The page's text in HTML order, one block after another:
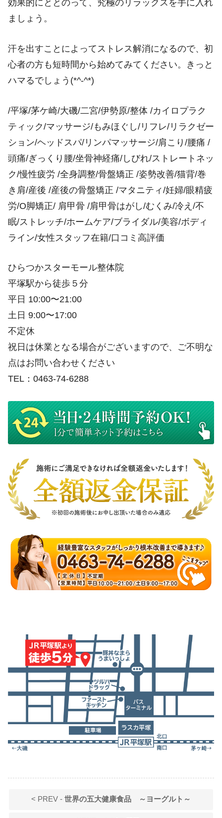
効果的にととのって、究極のリラックスを手に入れ
ましょう。
汗を出すことによってストレス解消になるので、初
心者の方も短時間から始めてみてください。きっと
ハマるでしょう(*^-^*)
/平塚/茅ケ崎/大磯/二宮/伊勢原/整体 /カイロプラク
ティック/マッサージ/もみほぐし/リフレ/リラクゼー
ション/ヘッドスパ/リンパマッサージ/肩こり/腰痛 /
頭痛/ぎっくり腰/坐骨神経痛/しびれ/ストレートネッ
ク/慢性疲労 /全身調整/骨盤矯正 /姿勢改善/猫背/巻
き肩/産後 /産後の骨盤矯正 /マタニティ/妊婦/眼精疲
労/O脚矯正/ 肩甲骨 /肩甲骨はがし/むくみ/冷え/不
眠/ストレッチ/ホームケア/ブライダル/美容/ボディ
ライン/女性スタッフ在籍/口コミ高評価
ひらつかスターモール整体院
平塚駅から徒歩５分
平日 10:00〜21:00
土日 9:00〜17:00
不定休
祝日は休業となる場合がございますので、ご不明な
点はお問い合わせください
TEL：0463-74-6288
< PREV - 世界の五大健康食品 ～ヨーグルト～